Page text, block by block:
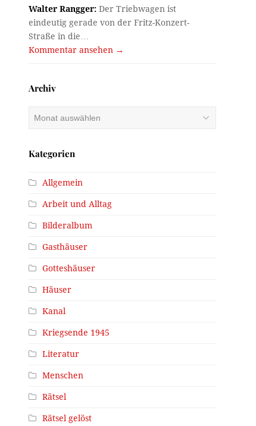
Walter Rangger: Der Triebwagen ist
eindeutig gerade von der Fritz-Konzert-
Straße in die…
Kommentar ansehen →
Archiv
Kategorien
Allgemein
Arbeit und Alltag
Bilderalbum
Gasthäuser
Gotteshäuser
Häuser
Kanal
Kriegsende 1945
Literatur
Menschen
Rätsel
Rätsel gelöst